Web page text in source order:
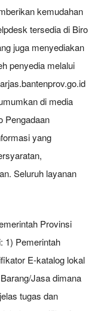
kemudahan
tersedia di Biro
juga menyediakan
penyedia melalui
di media
Pengadaan
yang
Seluruh layanan
Provinsi
1) Pemerintah
E-katalog lokal
Jasa dimana
tugas dan